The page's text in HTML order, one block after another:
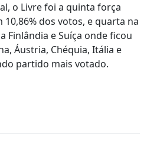
o Livre foi a quinta força
dos votos, e quarta na
Finlândia e Suíça onde ficou
Áustria, Chéquia, Itália e
partido mais votado.